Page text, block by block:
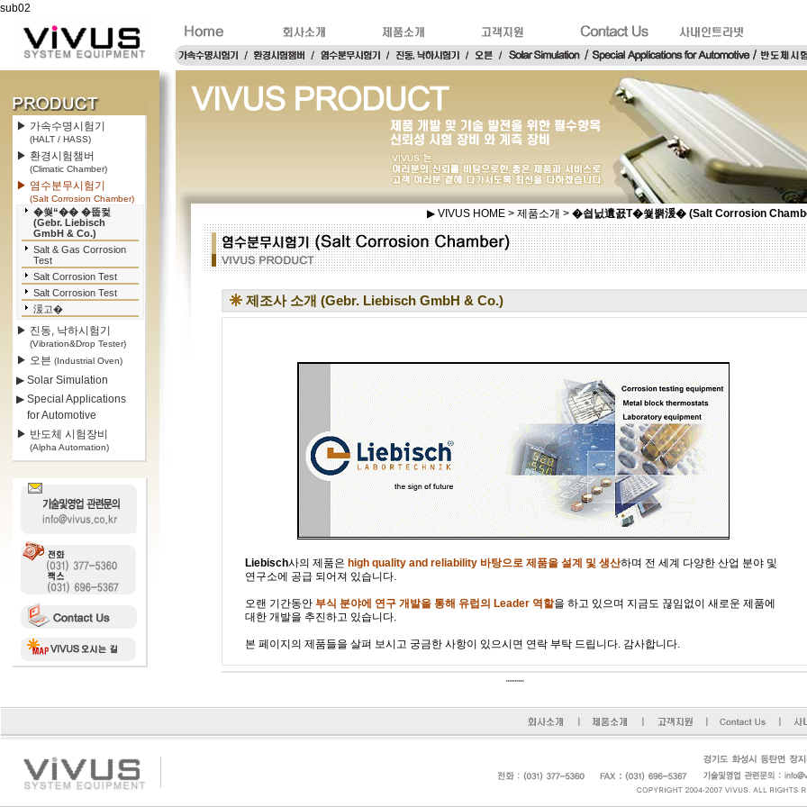
sub02
▶ 가속수명시험기
(HALT / HASS)
▶ 환경시험챔버
(Climatic Chamber)
▶ 염수분무시험기
(Salt Corrosion Chamber)
�쒖“�� �뚭컻
(Gebr. Liebisch
GmbH & Co.)
Salt & Gas Corrosion
Test
Salt Corrosion Test
Salt Corrosion Test
湲고�
▶ 진동, 낙하시험기
(Vibration&Drop Tester)
▶ 오븐 (Industrial Oven)
▶ Solar Simulation
▶ Special Applications
for Automotive
▶ 반도체 시험장비
(Alpha Automation)
▶ VIVUS HOME > 제품소개 > �쇱닔遺꾨Т�쒗뿕湲� (Salt Corrosion
제조사 소개 (Gebr. Liebisch GmbH & Co.)
Liebisch사의 제품은 high quality and reliability 바탕으로 제품을 설계 및 생산하며 전 세계 다양한 산업 분야 및
연구소에 공급 되어져 있습니다.
오랜 기간동안 부식 분야에 연구 개발을 통해 유럽의 Leader 역할을 하고 있으며 지금도 끊임없이 새로운 제품에
대한 개발을 추진하고 있습니다.
본 페이지의 제품들을 살펴 보시고 궁금한 사항이 있으시면 연락 부탁 드립니다. 감사합니다.
''''''''''